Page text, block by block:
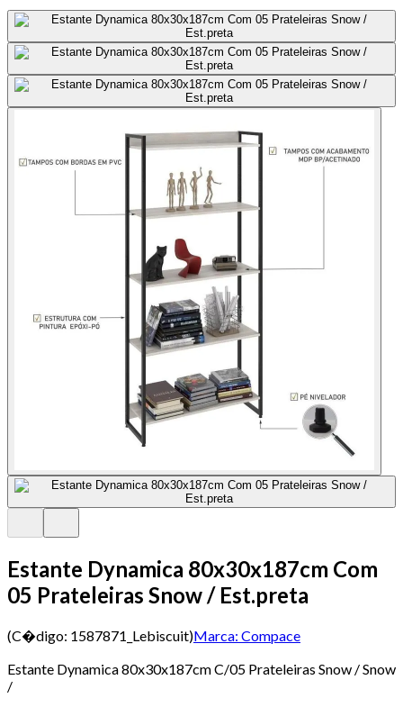
Estante Dynamica 80x30x187cm Com
05 Prateleiras Snow / Est.preta
(C�digo: 1587871_Lebiscuit)Marca: Compace
Estante Dynamica 80x30x187cm C/05 Prateleiras Snow / Snow
/